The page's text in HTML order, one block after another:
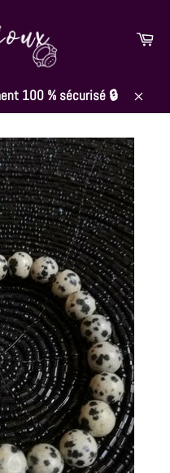
100 % sécurisé 🔒
Close